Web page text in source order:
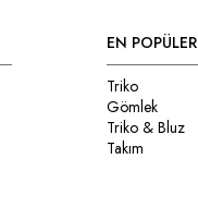
EN POPÜLER
Triko
Gömlek
Triko & Bluz
Takım